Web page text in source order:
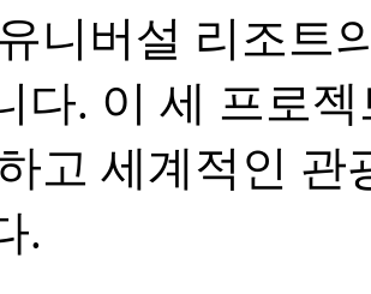
니버설 리조트
다. 이 세 프로
고 세계적인 관
.